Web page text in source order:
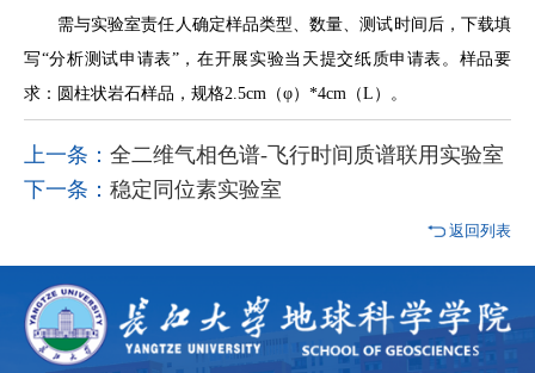
需与实验室责任人确定样品类型、数量、测试时间后，下载填
写“分析测试申请表”，在开展实验当天提交纸质申请表。 样品要
求：圆柱状岩石样品，规格2.5cm （φ） *4cm （L ）。
上一条： 全二维气相色谱-飞行时间质谱联用实验室
下一条： 稳定同位素实验室
返回列表